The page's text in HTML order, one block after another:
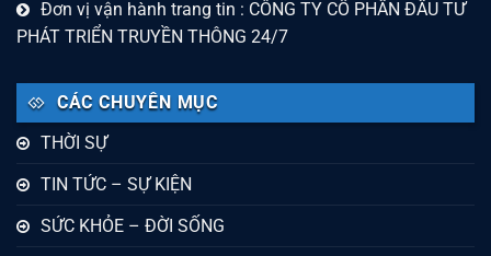
Đơn vị vận hành trang tin : CÔNG TY CỔ PHẦN ĐẦU TƯ
PHÁT TRIỂN TRUYỀN THÔNG 24/7
CÁC CHUYÊN MỤC
THỜI SỰ
TIN TỨC – SỰ KIỆN
SỨC KHỎE – ĐỜI SỐNG